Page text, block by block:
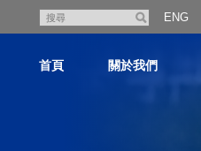
尋
ENG
首頁 關於我們